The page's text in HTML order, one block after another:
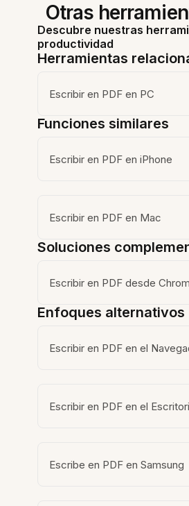
Otras
Descubre nuestras
productividad
Herramientas
Escribir en PDF en PC
Funciones similares
Escribir en PDF en iPhone
Escribir en PDF en Mac
Soluciones
Escribir en PDF desde
Enfoques alternativos
Escribir en PDF en el
Escribir en PDF en el
Escribe en PDF en Samsung